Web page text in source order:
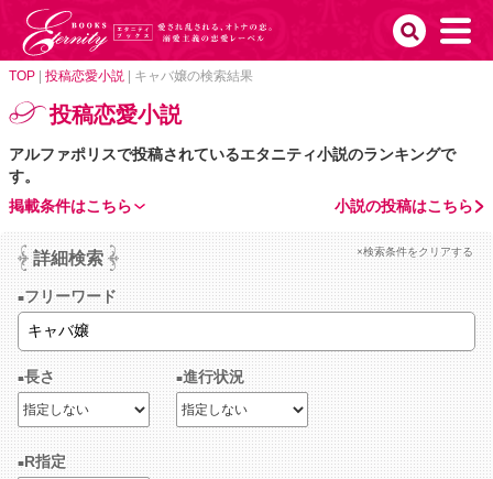
TOP 投稿恋愛小説 キャバ嬢の検索結果
投稿恋愛小説
アルファポリスで投稿されているエタニティ小説のランキングで
す。
小説の投稿はこちら
掲載条件はこちら
詳細検索 ×検索条件をクリアする
フリーワード
長さ 進行状況
R指定